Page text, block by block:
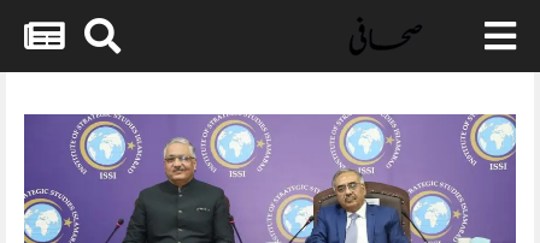
Skip
content